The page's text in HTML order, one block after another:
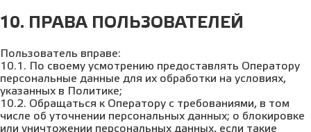
10. ПРАВА ПОЛЬЗОВАТЕЛЕЙ
Пользователь вправе:
10.1. По своему усмотрению предоставлять Оператору
персональные данные для их обработки на условиях,
указанных в Политике;
10.2. Обращаться к Оператору с требованиями, в том
числе об уточнении персональных данных; о блокировке
или уничтожении персональных данных, если такие